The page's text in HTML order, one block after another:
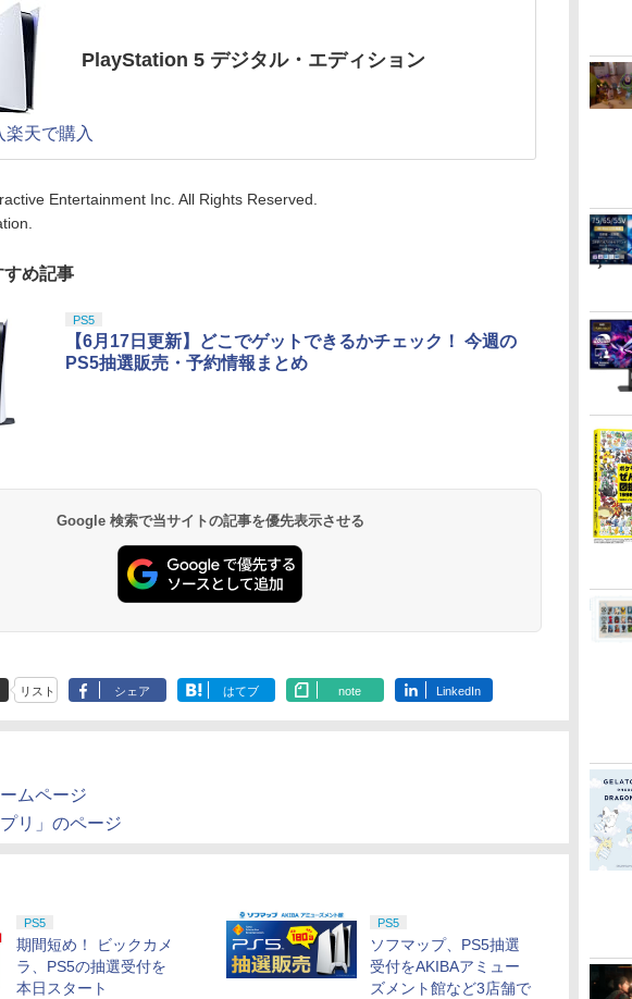
PlayStation 5 デジタル・エディション
楽天で購入
Entertainment Inc. All Rights Reserved.
すめ記事
PS5
【6月17日更新】どこでゲットできるかチェック！ 今週の
PS5抽選販売・予約情報まとめ
Google 検索で当サイトの記事を優先表示させる
リスト シェア はてブ note LinkedIn
ムページ
リ」のページ
PS5
期間短め！ ビックカメ
ラ、PS5の抽選受付を
本日スタート
PS5
ソフマップ、PS5抽選
受付をAKIBAアミュー
ズメント館など3店舗で